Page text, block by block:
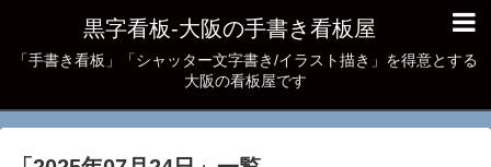
黒字看板‐大阪の手書き看板屋
「手書き看板」「シャッター文字書き/イラスト描き」を得意とする
大阪の看板屋です